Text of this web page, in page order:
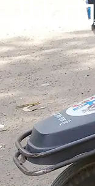
Udah Sinh